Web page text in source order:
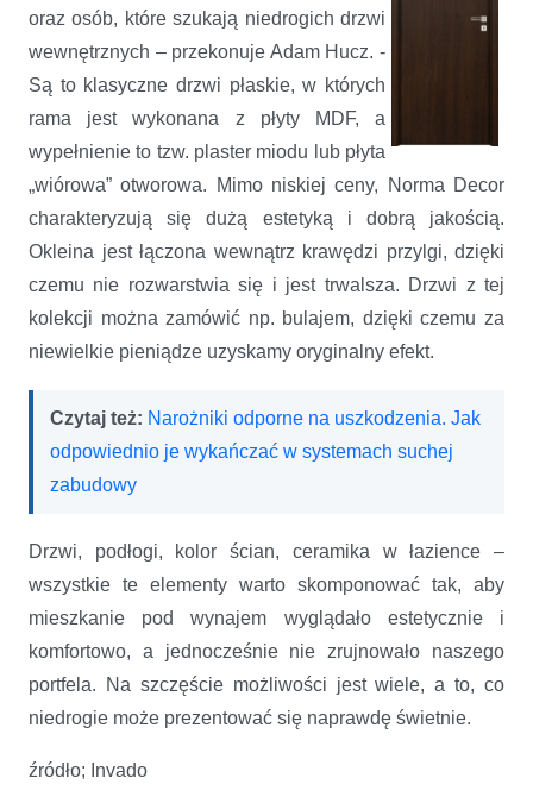
oraz osób, które szukają niedrogich drzwi
wewnętrznych – przekonuje Adam Hucz. -
Są to klasyczne drzwi płaskie, w których
rama jest wykonana z płyty MDF, a
wypełnienie to tzw. plaster miodu lub płyta
„wiórowa” otworowa. Mimo niskiej ceny, Norma Decor
charakteryzują się dużą estetyką i dobrą jakością.
Okleina jest łączona wewnątrz krawędzi przylgi, dzięki
czemu nie rozwarstwia się i jest trwalsza. Drzwi z tej
kolekcji można zamówić np. bulajem, dzięki czemu za
niewielkie pieniądze uzyskamy oryginalny efekt.
Czytaj też: Narożniki odporne na uszkodzenia. Jak
odpowiednio je wykańczać w systemach suchej
zabudowy
Drzwi, podłogi, kolor ścian, ceramika w łazience –
wszystkie te elementy warto skomponować tak, aby
mieszkanie pod wynajem wyglądało estetycznie i
komfortowo, a jednocześnie nie zrujnowało naszego
portfela. Na szczęście możliwości jest wiele, a to, co
niedrogie może prezentować się naprawdę świetnie.
źródło; Invado